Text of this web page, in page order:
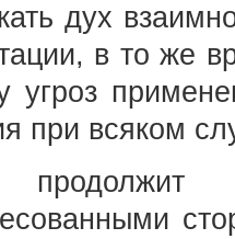
дух
в то же
угроз
при всяком